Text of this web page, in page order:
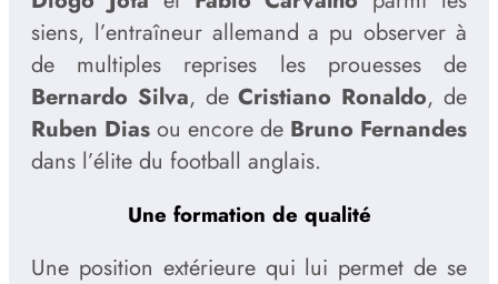
siens, l’entraîneur allemand a pu observer à
de multiples reprises les prouesses de
Bernardo Silva, deCristiano Ronaldo, de
Ruben Dias ou encore de Bruno Fernandes
dans l’élite du football anglais.
Une formation de qualité
Une position extérieure qui lui permet de se